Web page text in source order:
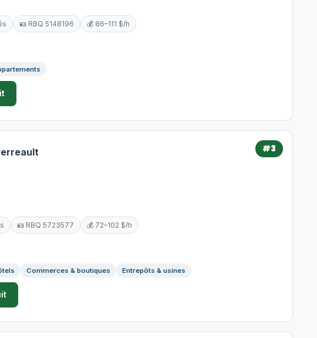
🪪 RBQ 5148196 💰 86–111 $/h
#3
🪪 RBQ 5723577 💰 72–102 $/h
Commerces & boutiques Entrepôts & usines